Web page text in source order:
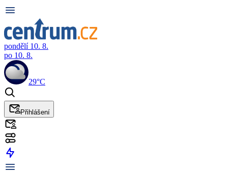
pondělí 10. 8.
po 10. 8.
29°C
Přihlášení